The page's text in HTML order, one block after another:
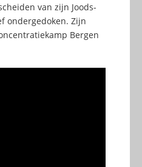
van zijn Joods-
ondergedoken. Zijn
Bergen